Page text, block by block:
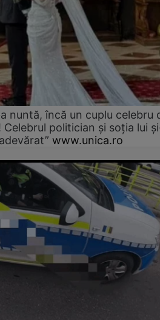
nuntă, încă un cuplu celebru
politician și soția lui
www.unica.ro